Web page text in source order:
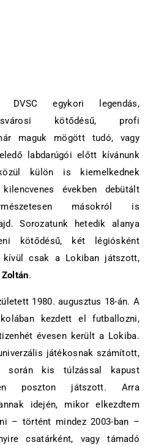
DVSC egykori legendás,
kötődésű, profi
maguk mögött tudó, vagy
labdarúgói előtt kívánunk
külön is kiemelkednek
kilencvenes években debütált
másokról is
Sorozatunk hetedik alanya
kötődésű, két légiósként
csak a Lokiban játszott,
.
1980. augusztus 18-án. A
kezdett el futballozni,
évesen került a Lokiba.
játékosnak számított,
során kis túlzással kapust
poszton játszott. Arra
idején, mikor elkezdtem
– történt mindez 2003-ban –
csatárként, vagy támadó